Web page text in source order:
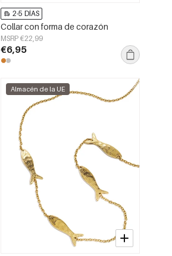
2-5 DÍAS
Collar con forma de corazón
MSRP €22,99
€6,95
Almacén de la UE